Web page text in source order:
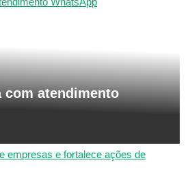
com atendimento